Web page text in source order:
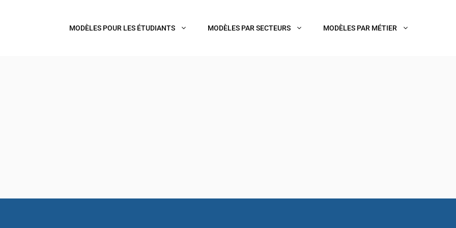
MODÈLES POUR LES ÉTUDIANTS MODÈLES PAR SECTEURS MODÈLES PAR MÉTIER